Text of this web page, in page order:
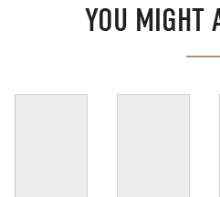
YOU MIGHT